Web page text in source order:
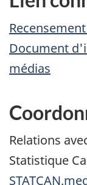
Document
médias
Relations
Statistique